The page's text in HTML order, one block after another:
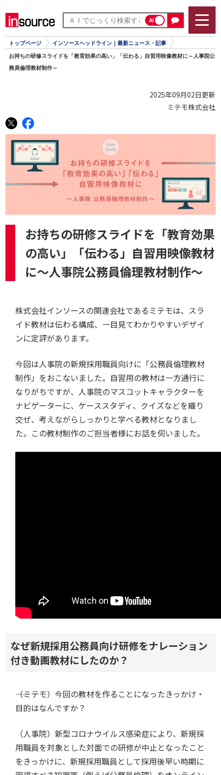
AI
トップページ インソースヘッドライン｜最新ニュース・記事
お持ちの研修スライドを「教育効果の高い」「伝わる」自習用映像教材に～人事院公
務員倫理教材制作～
2025年09月02日更新
ミテモ株式会社
お持ちの研修スライドを「教育効果
の高い」「伝わる」自習用映像教材
に～人事院公務員倫理教材制作～
株式会社インソースの関連会社であるミテモは、スラ
イド教材は伝わる構成、一目見てわかりやすいデザイ
ンに定評があります。
今回は人事院の新規採用職員向けに「公務員倫理教材
制作」をおこないました。自習用の教材は一方通行に
なりがちですが、人事院のマスコットキャラクターを
ナビゲーターに、ケーススタディ、クイズなどを織り
交ぜ、考えながらしっかりと学べる教材となりまし
た。この教材制作のご担当者様にお話を伺いました。
なぜ新規採用公務員向け研修をナレーション
付き動画教材にしたのか？
――（ミテモ）今回の教材を作ることになったきっかけ・
目的はなんですか？
（人事院）新型コロナウイルス感染症により、新規採
用職員を対象とした対面での研修が中止となったこと
をきっかけに、新規採用職員として採用後早い時期に